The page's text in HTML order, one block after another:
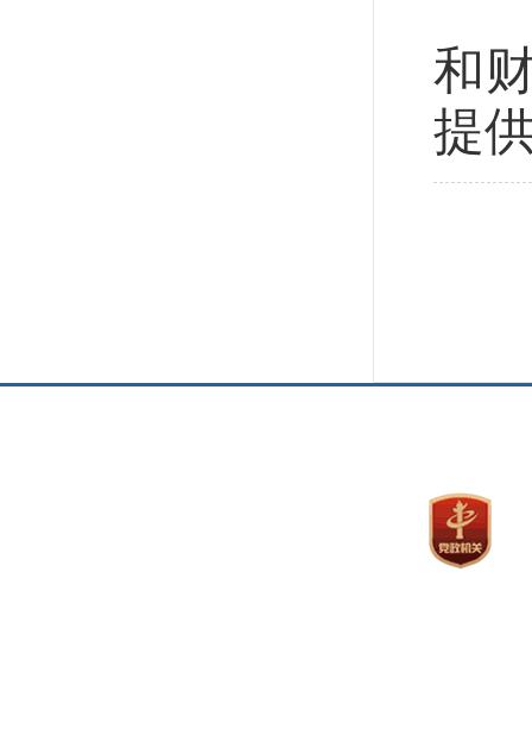
和
提